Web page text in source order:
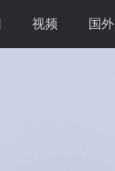
视频 国外